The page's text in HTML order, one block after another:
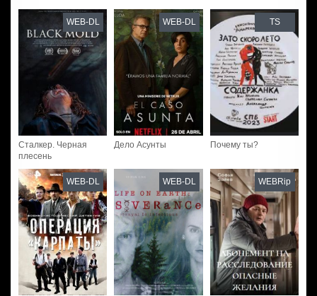
Сталкер. Черная
плесень
WEB-DL
Дело Асунты
WEB-DL
Почему ты?
TS
WEB-DL WEB-DL WEBRip